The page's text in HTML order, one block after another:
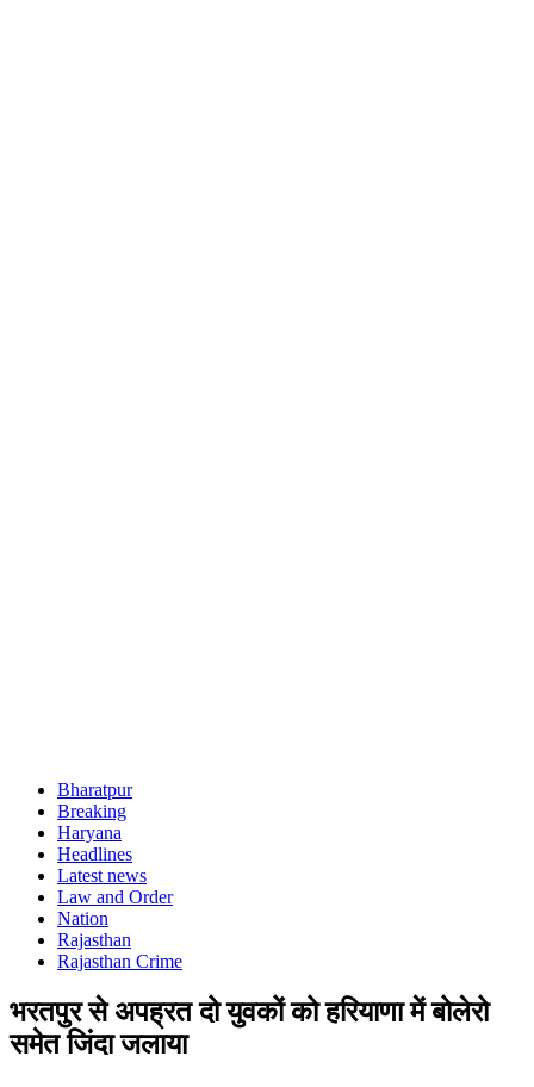
Bharatpur
Breaking
Haryana
Headlines
Latest news
Law and Order
Nation
Rajasthan
Rajasthan Crime
भरतपुर से अपह्रत दो युवकों को हरियाणा में बोलेरो
समेत जिंदा जलाया